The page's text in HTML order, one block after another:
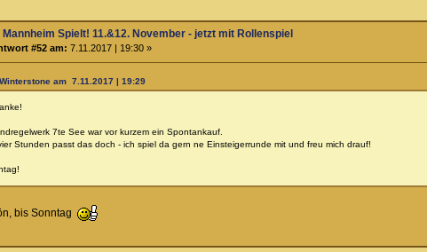
Mannheim Spielt! 11.&12. November - jetzt mit Rollenspiel
#52 am: 7.11.2017 | 19:30 »
am 7.11.2017 | 19:29
7te See war vor kurzem ein Spontankauf.
Stunden passt das doch - ich spiel da gern ne Einsteigerrunde mit und freu mich drauf!
bis Sonntag